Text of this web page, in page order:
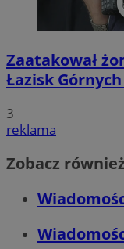
Zaatakował
Łazisk
3
reklama
Zobacz również